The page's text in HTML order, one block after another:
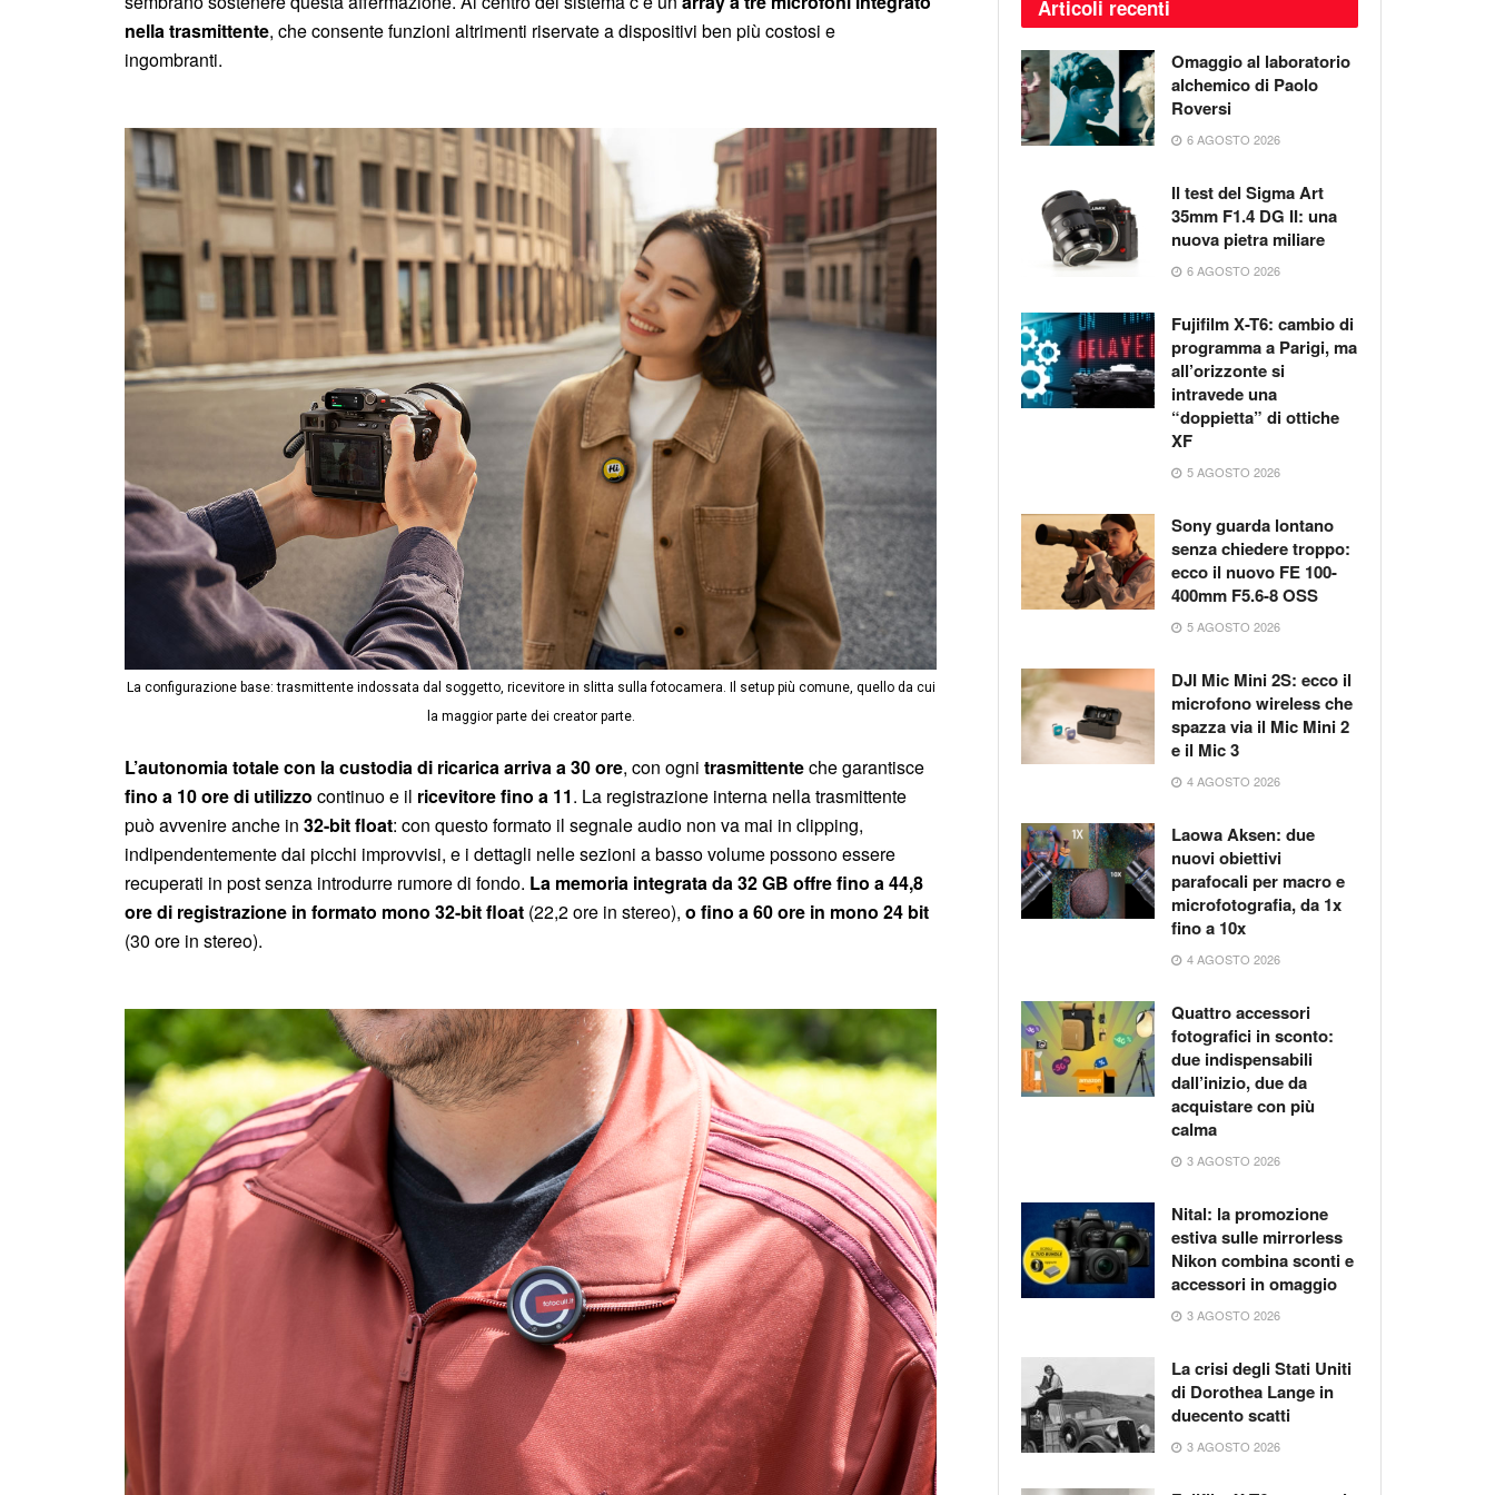
nella trasmittente, che consente funzioni altrimenti riservate a dispositivi ben più costosi e
ingombranti.
La configurazione base: trasmittente indossata dal soggetto, ricevitore in slitta sulla fotocamera. Il setup più comune, quello da cui
la maggior parte dei creator parte.
L’autonomia totale con la custodia di ricarica arriva a 30 ore, con ogni trasmittenteche garantisce
fino a 10 ore di utilizzo continuo e il ricevitore fino a 11. La registrazione interna nella trasmittente
può avvenire anche in 32-bit float: con questo formato il segnale audio non va mai in clipping,
indipendentemente dai picchi improvvisi, e i dettagli nelle sezioni a basso volume possono essere
recuperati in post senza introdurre rumore di fondo. La memoria integrata da 32 GB offre fino a 44,8
ore di registrazione in formato mono 32-bit float (22,2 ore in stereo), o fino a 60 ore in mono 24 bit
(30 ore in stereo).
Articoli recenti
Omaggio al laboratorio
alchemico di Paolo
Roversi
6 AGOSTO 2026
Il test del Sigma Art
35mm F1.4 DG II: una
nuova pietra miliare
6 AGOSTO 2026
Fujifilm X-T6: cambio di
programma a Parigi, ma
all’orizzonte si
intravede una
“doppietta” di ottiche
XF
5 AGOSTO 2026
Sony guarda lontano
senza chiedere troppo:
ecco il nuovo FE 100-
400mm F5.6-8 OSS
5 AGOSTO 2026
DJI Mic Mini 2S: ecco il
microfono wireless che
spazza via il Mic Mini 2
e il Mic 3
4 AGOSTO 2026
Laowa Aksen: due
nuovi obiettivi
parafocali per macro e
microfotografia, da 1x
fino a 10x
4 AGOSTO 2026
Quattro accessori
fotografici in sconto:
due indispensabili
dall’inizio, due da
acquistare con più
calma
3 AGOSTO 2026
Nital: la promozione
estiva sulle mirrorless
Nikon combina sconti e
accessori in omaggio
3 AGOSTO 2026
La crisi degli Stati Uniti
di Dorothea Lange in
duecento scatti
3 AGOSTO 2026